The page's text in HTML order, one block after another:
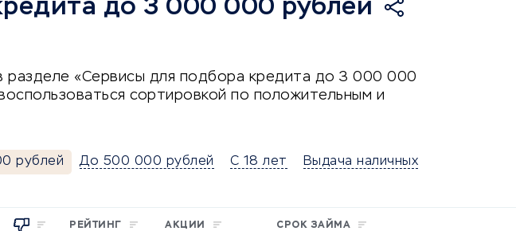
до 3 000 000 рублей
разделе «Сервисы для подбора кредита до 3 000 000
сортировкой по положительным и
рублей До 500 000 рублей С 18 лет
Выдача наличных
РЕЙТИНГ АКЦИИ СРОК ЗАЙМА